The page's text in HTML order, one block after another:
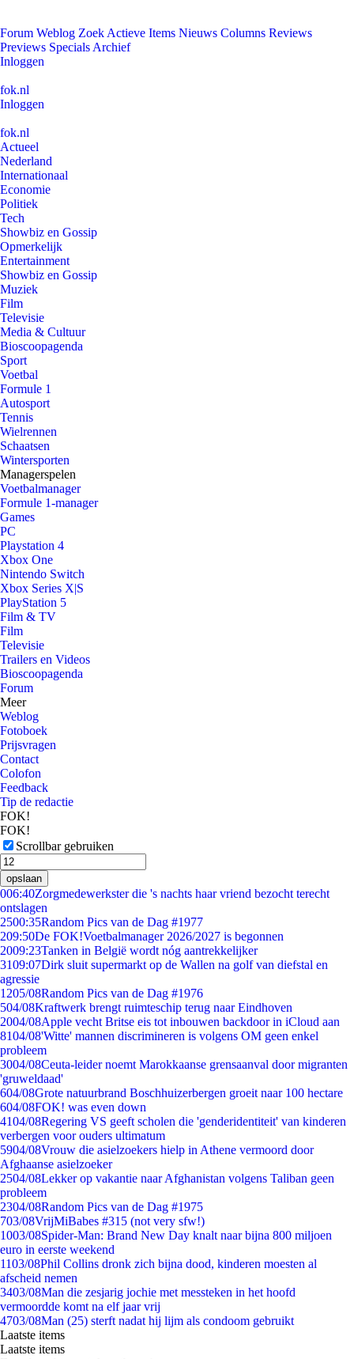
Forum Weblog Zoek Actieve Items Nieuws Columns Reviews
Previews Specials Archief
Inloggen
fok.nl
Inloggen
fok.nl
Actueel
Nederland
Internationaal
Economie
Politiek
Tech
Showbiz en Gossip
Opmerkelijk
Entertainment
Showbiz en Gossip
Muziek
Film
Televisie
Media & Cultuur
Bioscoopagenda
Sport
Voetbal
Formule 1
Autosport
Tennis
Wielrennen
Schaatsen
Wintersporten
Managerspelen
Voetbalmanager
Formule 1-manager
Games
PC
Playstation 4
Xbox One
Nintendo Switch
Xbox Series X|S
PlayStation 5
Film & TV
Film
Televisie
Trailers en Videos
Bioscoopagenda
Forum
Meer
Weblog
Fotoboek
Prijsvragen
Contact
Colofon
Feedback
Tip de redactie
FOK!
FOK!
Scrollbar gebruiken
opslaan
006:40Zorgmedewerkster die 's nachts haar vriend bezocht terecht
ontslagen
2500:35Random Pics van de Dag #1977
209:50De FOK!Voetbalmanager 2026/2027 is begonnen
2009:23Tanken in België wordt nóg aantrekkelijker
3109:07Dirk sluit supermarkt op de Wallen na golf van diefstal en
agressie
1205/08Random Pics van de Dag #1976
504/08Kraftwerk brengt ruimteschip terug naar Eindhoven
2004/08Apple vecht Britse eis tot inbouwen backdoor in iCloud aan
8104/08'Witte' mannen discrimineren is volgens OM geen enkel
probleem
3004/08Ceuta-leider noemt Marokkaanse grensaanval door migranten
'gruweldaad'
604/08Grote natuurbrand Boschhuizerbergen groeit naar 100 hectare
604/08FOK! was even down
4104/08Regering VS geeft scholen die 'genderidentiteit' van kinderen
verbergen voor ouders ultimatum
5904/08Vrouw die asielzoekers hielp in Athene vermoord door
Afghaanse asielzoeker
2504/08Lekker op vakantie naar Afghanistan volgens Taliban geen
probleem
2304/08Random Pics van de Dag #1975
703/08VrijMiBabes #315 (not very sfw!)
1003/08Spider-Man: Brand New Day knalt naar bijna 800 miljoen
euro in eerste weekend
1103/08Phil Collins dronk zich bijna dood, kinderen moesten al
afscheid nemen
3403/08Man die zesjarig jochie met messteken in het hoofd
vermoordde komt na elf jaar vrij
4703/08Man (25) sterft nadat hij lijm als condoom gebruikt
Laatste items
Laatste items